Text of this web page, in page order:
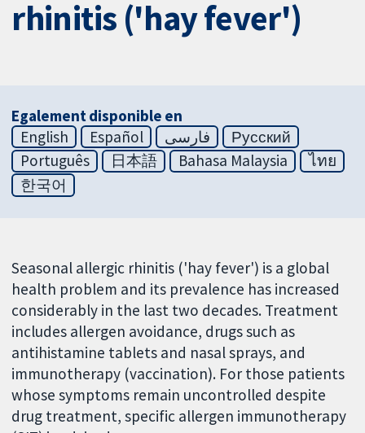
rhinitis ('hay fever')
Egalement disponible en
English
Español فارسی
Русский
Português
日本語 Bahasa Malaysia
ไทย
한국어
Seasonal allergic rhinitis ('hay fever') is a global
health problem and its prevalence has increased
considerably in the last two decades. Treatment
includes allergen avoidance, drugs such as
antihistamine tablets and nasal sprays, and
immunotherapy (vaccination). For those patients
whose symptoms remain uncontrolled despite
drug treatment, specific allergen immunotherapy